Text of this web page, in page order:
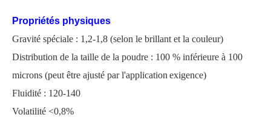
Propriétés physiques
Gravité spéciale : 1,2-1,8 (selon le brillant et la couleur)
Distribution de la taille de la poudre : 100 % inférieure à 100
microns (peut être ajusté par l'application exigence)
Fluidité : 120-140
Volatilité <0,8%